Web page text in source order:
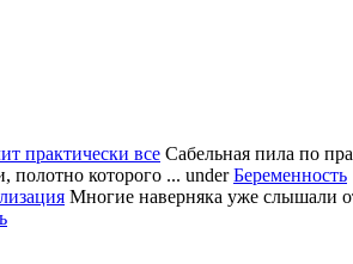
практически все Сабельная пила по
полотно которого ... underБеременность
Многие наверняка уже слышали